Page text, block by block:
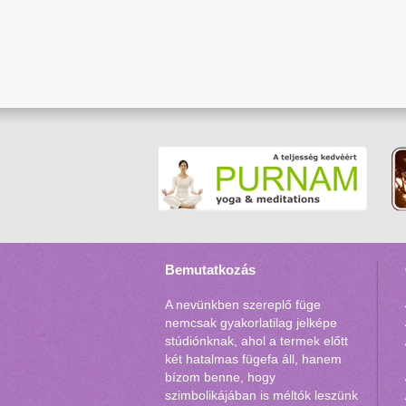
Bemutatkozás
A nevünkben szereplő füge
nemcsak gyakorlatilag jelképe
stúdiónknak, ahol a termek előtt
két hatalmas fügefa áll, hanem
bízom benne, hogy
szimbolikájában is méltók leszünk